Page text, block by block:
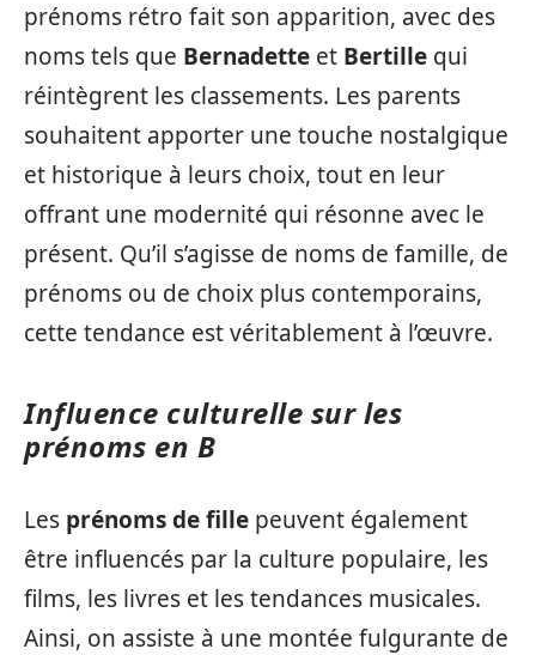
prénoms rétro fait son apparition, avec des
noms tels que Bernadette et Bertille qui
réintègrent les classements. Les parents
souhaitent apporter une touche nostalgique
et historique à leurs choix, tout en leur
offrant une modernité qui résonne avec le
présent. Qu’il s’agisse de noms de famille, de
prénoms ou de choix plus contemporains,
cette tendance est véritablement à l’œuvre.
Influence culturelle sur les
prénoms en B
Les prénoms de fille peuvent également
être influencés par la culture populaire, les
films, les livres et les tendances musicales.
Ainsi, on assiste à une montée fulgurante de